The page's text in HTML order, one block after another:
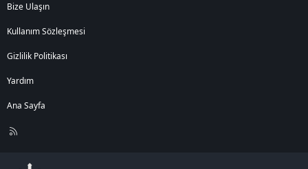
Bize Ulaşın
Kullanım Sözleşmesi
Gizlilik Politikası
Yardım
Ana Sayfa
R